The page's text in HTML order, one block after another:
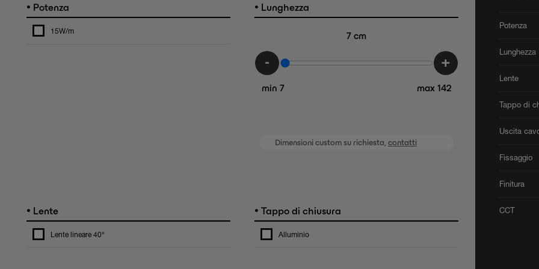
• Potenza
15W/m
• Lunghezza
7 cm
min 7 max 142
- +
Dimensioni custom su richiesta, contatti
• Lente
Lente lineare 40°
• Tappo di chiusura
Alluminio
Potenza
Lunghezza
Lente
Tappo di
Uscita
Fissaggio
Finitura
CCT